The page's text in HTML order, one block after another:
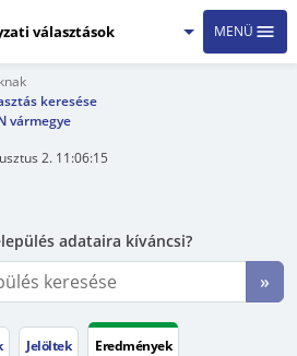
választások MENÜ
keresése
vármegye
2. 11:06:15
adataira kíváncsi?
»
Jelöltek Eredmények